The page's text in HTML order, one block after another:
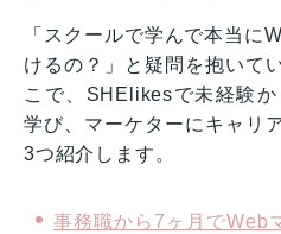
「スクールで学んで本当に
けるの？」と疑問を抱いて
こで、SHElikesで未経験
学び、マーケターにキャリ
3つ紹介します。
事務職から7ヶ月でWeb